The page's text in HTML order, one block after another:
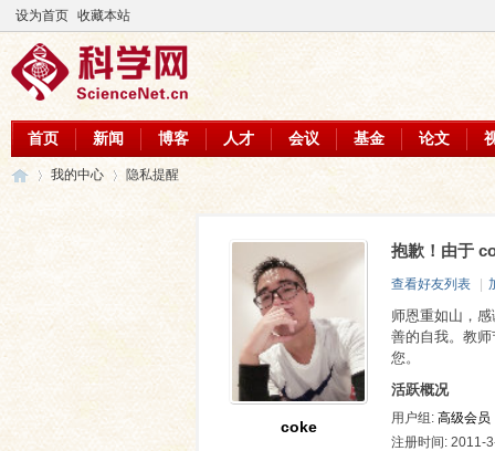
设为首页 收藏本站
首页 新闻 博客 人才 会议 基金 论文
我的中心 隐私提醒
coke
抱歉！由于
查看好友列表
师恩重如山，
善的自我。教
您。
活跃概况
用户组: 高级会员
注册时间: 2011-